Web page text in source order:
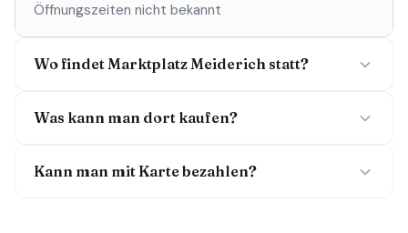
Öffnungszeiten nicht bekannt
Wo findet Marktplatz Meiderich statt?
Was kann man dort kaufen?
Kann man mit Karte bezahlen?